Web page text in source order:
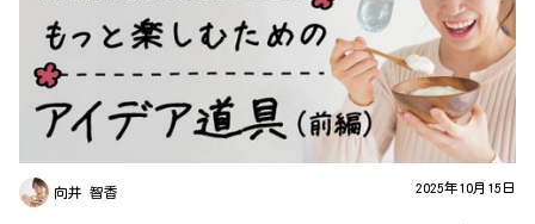
向井 智香 2025年10月15日